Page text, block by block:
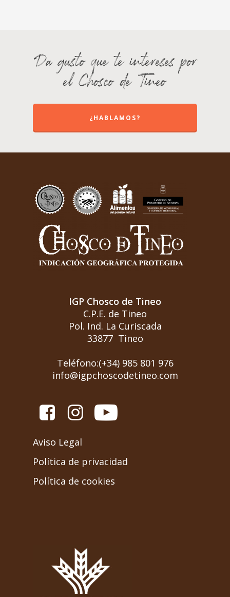
Da gusto que te intereses por
el Chosco de Tineo
¿HABLAMOS?
IGP Chosco de Tineo
C.P.E. de Tineo
Pol. Ind. La Curiscada
33877 Tineo
Teléfono:(+34) 985 801 976
info@igpchoscodetineo.com
Aviso Legal
Política de privacidad
Política de cookies